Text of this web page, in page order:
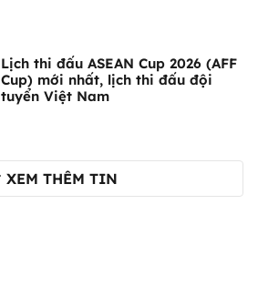
Lịch thi đấu ASEAN Cup 2026 (AFF
Cup) mới nhất, lịch thi đấu đội
tuyển Việt Nam
XEM THÊM TIN